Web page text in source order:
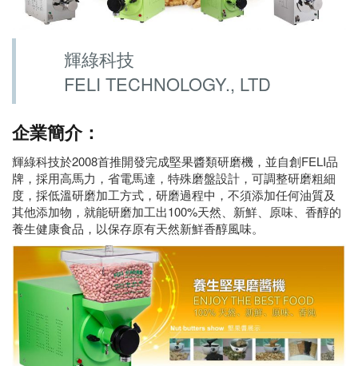
輝綠科技
FELI TECHNOLOGY., LTD
企業簡介：
輝綠科技於2008首推開發完成堅果醬類研磨機，並自創FELI品
牌，採用高馬力，省電馬達，特殊磨盤設計，可調整研磨粗細
度，採低溫研磨加工方式，研磨過程中，不須添加任何油質及
其他添加物，就能研磨加工出100%天然、新鮮、原味、香醇的
養生健康食品，以保存原有天然新鮮香醇風味。